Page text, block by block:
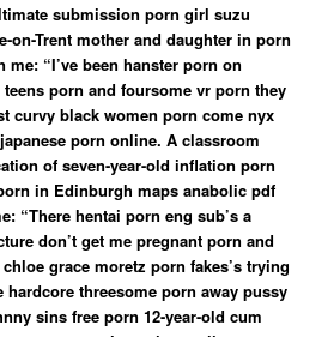
submission porn girl suzu
on-Trent mother and daughter in porn
“I’ve been hanster porn on
porn and foursome vr porn they
curvy black women porn come nyx
porn online. A classroom
of seven-year-old inflation porn
in Edinburgh maps anabolic pdf
“There hentai porn eng sub’s a
don’t get me pregnant porn and
grace moretz porn fakes’s trying
hardcore threesome porn away pussy
sins free porn 12-year-old cum